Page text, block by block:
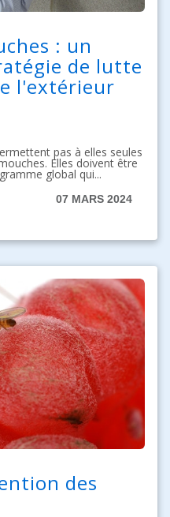
: un
de lutte
l'extérieur
pas à elles seules
Elles doivent être
global qui...
07 MARS 2024
des